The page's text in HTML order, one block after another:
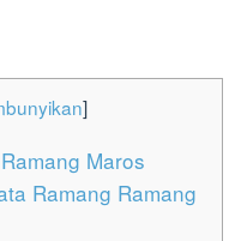
]
Maros
Ramang Ramang